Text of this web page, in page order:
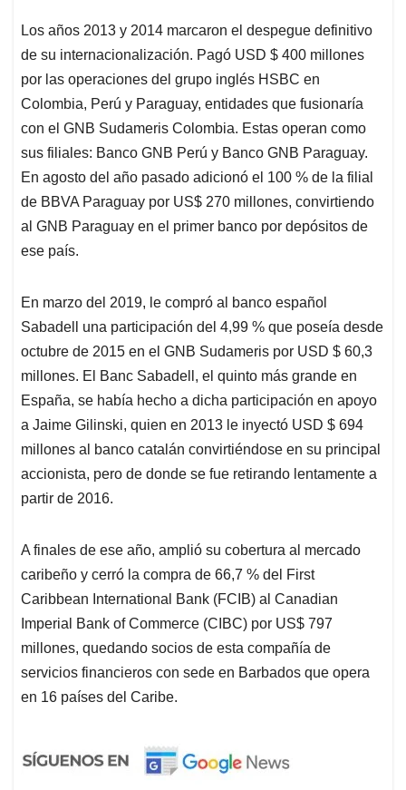
Los años 2013 y 2014 marcaron el despegue definitivo
de su internacionalización. Pagó USD $ 400 millones
por las operaciones del grupo inglés HSBC en
Colombia, Perú y Paraguay, entidades que fusionaría
con el GNB Sudameris Colombia. Estas operan como
sus filiales: Banco GNB Perú y Banco GNB Paraguay.
En agosto del año pasado adicionó el 100 % de la filial
de BBVA Paraguay por US$ 270 millones, convirtiendo
al GNB Paraguay en el primer banco por depósitos de
ese país.
En marzo del 2019, le compró al banco español
Sabadell una participación del 4,99 % que poseía desde
octubre de 2015 en el GNB Sudameris por USD $ 60,3
millones. El Banc Sabadell, el quinto más grande en
España, se había hecho a dicha participación en apoyo
a Jaime Gilinski, quien en 2013 le inyectó USD $ 694
millones al banco catalán convirtiéndose en su principal
accionista, pero de donde se fue retirando lentamente a
partir de 2016.
A finales de ese año, amplió su cobertura al mercado
caribeño y cerró la compra de 66,7 % del First
Caribbean International Bank (FCIB) al Canadian
Imperial Bank of Commerce (CIBC) por US$ 797
millones, quedando socios de esta compañía de
servicios financieros con sede en Barbados que opera
en 16 países del Caribe.